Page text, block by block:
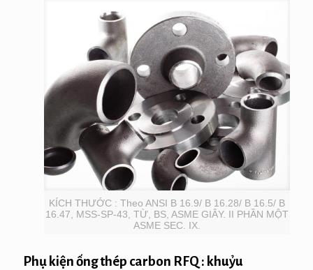
KÍCH THƯỚC : Theo ANSI B 16.9/ B 16.28/ B 16.5/ B
16.47, MSS-SP-43, TỪ, BS, ASME GIÂY. II PHẦN MỘT
ASME SEC. IX.
Phụ kiện ống thép carbon RFQ : khuỷu